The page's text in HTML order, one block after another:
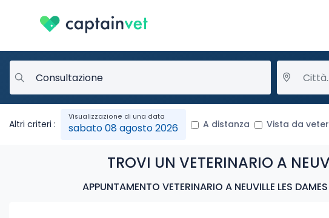
Altri criteri : sabato 08 agosto 2026 A distanza Vista da
TROVI UN VETERINARIO A
APPUNTAMENTO VETERINARIO A NEUVILLE LES